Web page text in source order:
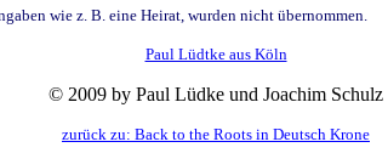
wie z. B. eine Heirat, wurden nicht übernommen.
Paul Lüdtke aus Köln
© 2009 by Paul Lüdke und Joachim Schulz
zurück zu: Back to the Roots in Deutsch Krone